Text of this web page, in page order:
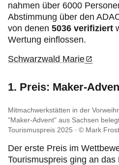
nahmen über 6000
Abstimmung über den
von denen 5036 verifiziert
Wertung einflossen.
Schwarzwald Marie
1. Preis: Maker-
Mitmachwerkstätten in der
"Maker-Advent" aus Sachsen
Tourismuspreis 2025
© Mark Frost
Der erste Preis im
Tourismuspreis ging an